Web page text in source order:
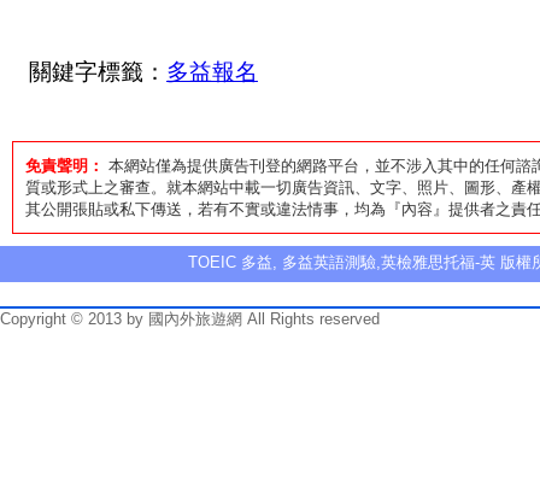
關鍵字標籤： 多益報名
免責聲明： 本網站僅為提供廣告刊登的網路平台，並不涉入其中的任何
質或形式上之審查。就本網站中載一切廣告資訊、文字、照片、圖形、產
其公開張貼或私下傳送，若有不實或違法情事，均為『內容』提供者之責
TOEIC 多益, 多益英語測驗,英檢雅思托福-英 版權
Copyright © 2013 by 國內外旅遊網 All Rights reserved